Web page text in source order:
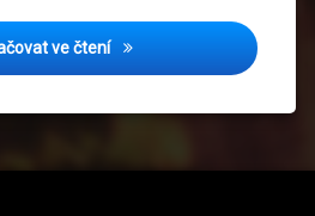
ve čteníVfL Wolfsburg: En tysk